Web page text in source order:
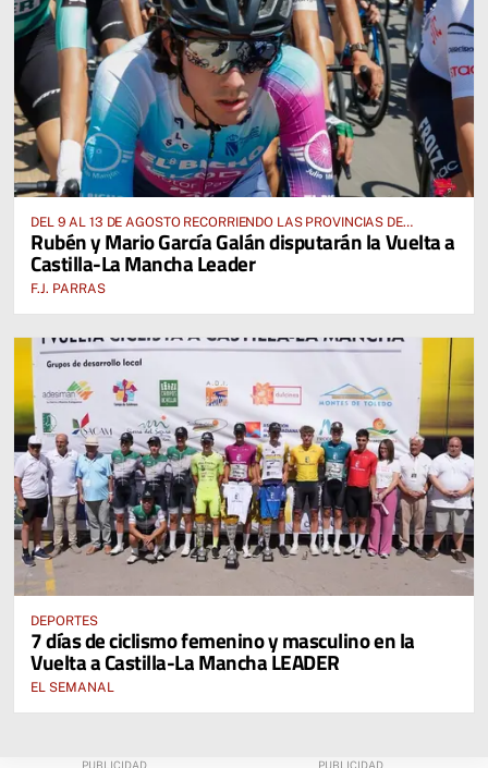
DEL 9 AL 13 DE AGOSTO RECORRIENDO LAS PROVINCIAS DE
CUENCA, ALBACETE, TOLEDO Y CIUDAD REAL
Rubén y Mario García Galán disputarán la Vuelta a
Castilla-La Mancha Leader
F.J. PARRAS
DEPORTES
7 días de ciclismo femenino y masculino en la
Vuelta a Castilla-La Mancha LEADER
EL SEMANAL